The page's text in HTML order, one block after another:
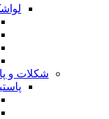
شکلات و